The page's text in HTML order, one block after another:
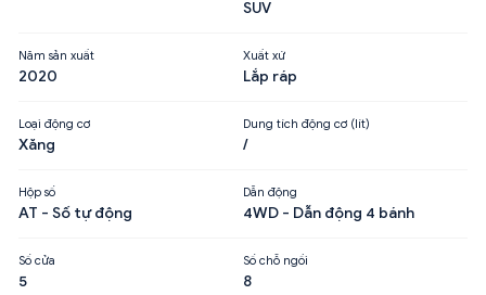
SUV
Năm sản xuất
2020
Xuất xứ
Lắp ráp
Loại động cơ
Xăng
Dung tích động cơ (lít)
/
Hộp số
AT - Số tự động
Dẫn động
4WD - Dẫn động 4 bánh
Số cửa
5
Số chỗ ngồi
8